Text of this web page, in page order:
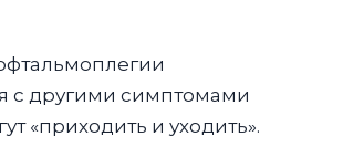
с другими симптомами
«приходить и уходить».